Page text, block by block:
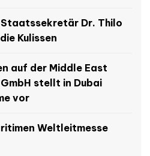
Staatssekretär Dr. Thilo
Kulissen
auf der Middle East
stellt in Dubai
vor
Weltleitmesse